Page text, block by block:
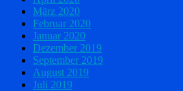
März 2020
Februar 2020
Januar 2020
Dezember 2019
September 2019
August 2019
Juli 2019